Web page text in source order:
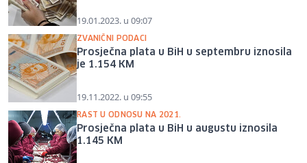
19.01.2023. u 09:07
ZVANIČNI PODACI
Prosječna plata u BiH u septembru iznosila
je 1.154 KM
19.11.2022. u 09:55
RAST U ODNOSU NA 2021.
Prosječna plata u BiH u augustu iznosila
1.145 KM